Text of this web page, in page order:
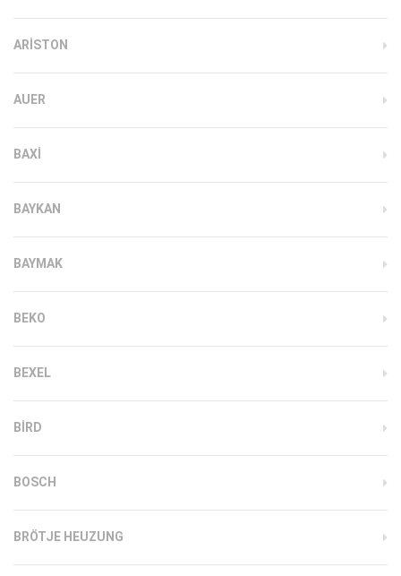
ARISTON
AUER
BAXI
BAYKAN
BAYMAK
BEKO
BEXEL
BIRD
BOSCH
BRÖTJE HEUZUNG